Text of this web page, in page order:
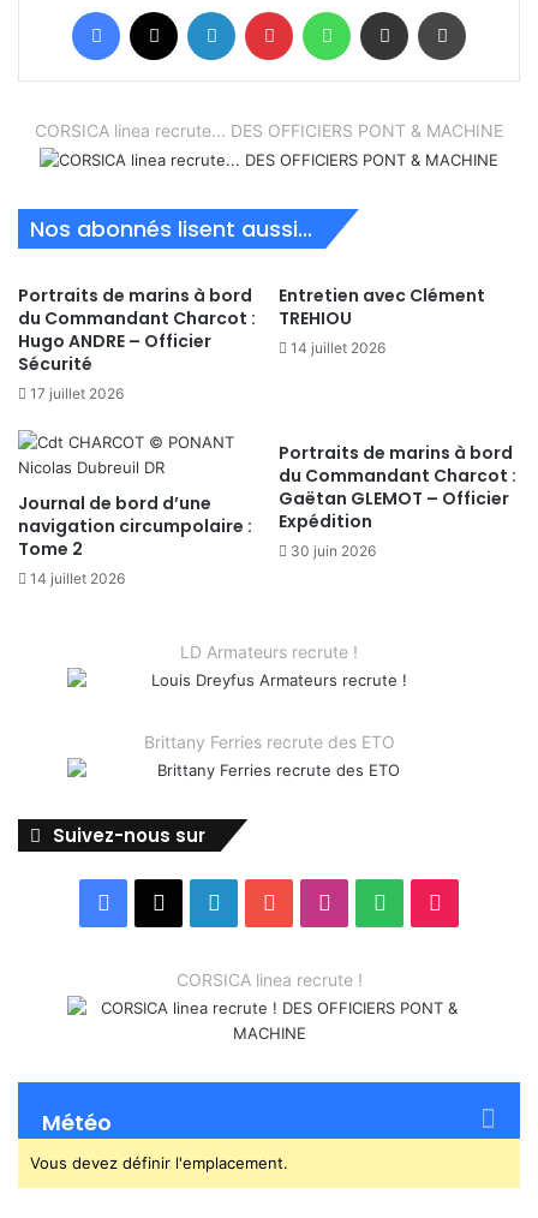
Facebook Linkedin Pinterest WhatsAppPartager par email
CORSICA linea recrute... DES OFFICIERS PONT & MACHINE
Nos abonnés lisent aussi...
Portraits de marins à bord
du Commandant Charcot :
Hugo ANDRE – Officier
Sécurité
17 juillet 2026
Entretien avec Clément
TREHIOU
14 juillet 2026
Journal de bord d’une
navigation circumpolaire :
Tome 2
14 juillet 2026
Portraits de marins à bord
du Commandant Charcot :
Gaëtan GLEMOT – Officier
Expédition
30 juin 2026
LD Armateurs recrute !
Brittany Ferries recrute des ETO
Suivez-nous sur
Facebook LinkedinYouTubeInstagram
Spotify
CORSICA linea recrute !
Météo
Vous devez définir l'emplacement.